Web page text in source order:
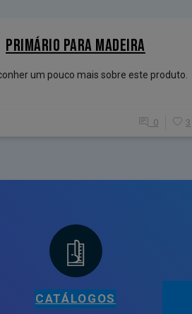
PRIMÁRIO PARA MADEIRA
um pouco mais sobre este produto.
0 3
CATÁLOGOS